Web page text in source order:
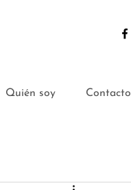
Quién soy Contacto